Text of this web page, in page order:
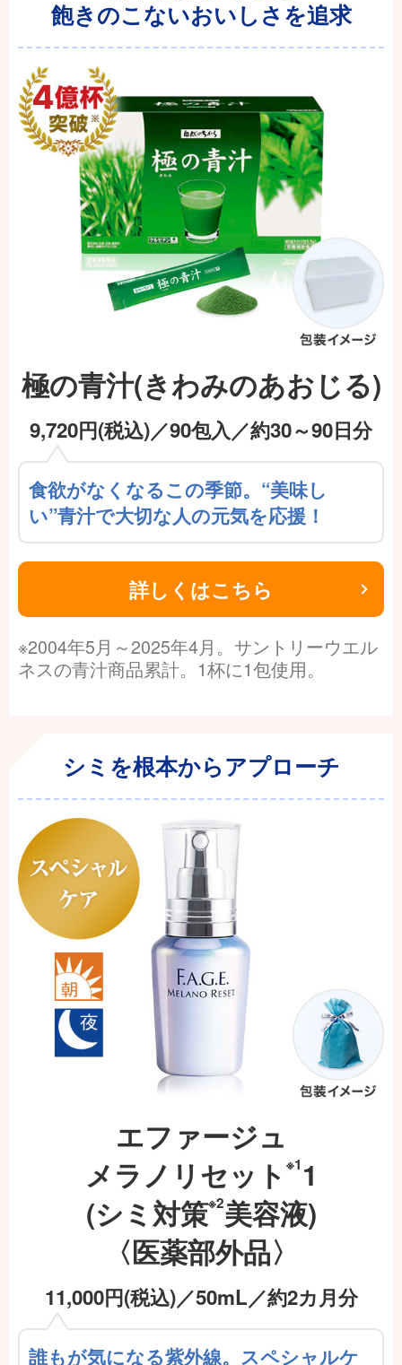
飽きのこないおいしさを追求
極の青汁(きわみのあおじる)
9,720円(税込)／90包入／約30～90日分
食欲がなくなるこの季節。“美味し
い”青汁で大切な人の元気を応援！
詳しくはこちら
※2004年5月～2025年4月。サントリーウエル
ネスの青汁商品累計。1杯に1包使用。
シミを根本からアプローチ
エファージュ
メラノリセット ※1 1
(シミ対策※2美容液)
〈医薬部外品〉
11,000円(税込)／50mL／約2カ月分
誰もが気になる紫外線。スペシャルケ